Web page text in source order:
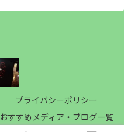
プライバシーポリシー
おすすめメディア・ブログ一覧